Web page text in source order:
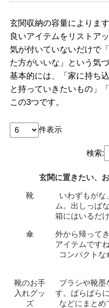
玄関収納の容量によりま
良いアイテムをリストア
気が付いていないだけで
た方がいいな」という気
基本的には、「家に持ち
と持っていきたいもの」
この3つです。
件表示
検索:
玄関に置きたい、
靴
いわずもがな
ム。出しっぱ
箱にはいるだ
傘
外から帰って
アイテムです
コンパクトな
靴のお手
入れグッ
ズ
ブラシや靴墨
す。ばらばら
などにまとめ